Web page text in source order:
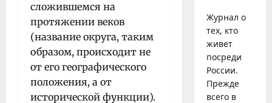
сложившемся на
протяжении веков
(название округа, таким
образом, происходит не
от его географического
положения, а от
исторической функции).
Журнал о
тех, кто
живет
посреди
России.
Прежде
всего в